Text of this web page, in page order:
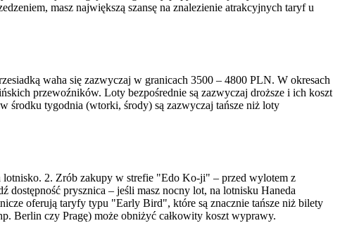
masz największą szansę na znalezienie atrakcyjnych taryf u
waha się zazwyczaj w granicach 3500 – 4800 PLN. W okresach
przewoźników. Loty bezpośrednie są zazwyczaj droższe i ich koszt
środku tygodnia (wtorki, środy) są zazwyczaj tańsze niż loty
lotnisko. 2. Zrób zakupy w strefie "Edo Ko-ji" – przed wylotem z
dostępność prysznica – jeśli masz nocny lot, na lotnisku Haneda
oferują taryfy typu "Early Bird", które są znacznie tańsze niż bilety
Berlin czy Pragę) może obniżyć całkowity koszt wyprawy.